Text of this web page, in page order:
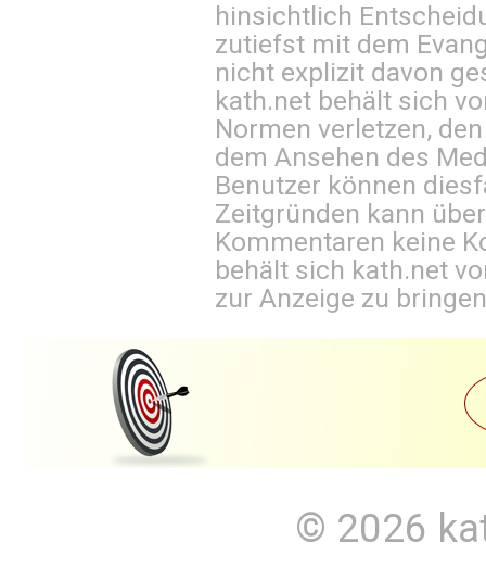
hinsichtlich
zutiefst mit dem
nicht explizit davon
kath.net behält sich
Normen verletzen,
dem Ansehen des
Benutzer können
Zeitgründen kann
Kommentaren keine
behält sich kath.net
zur Anzeige zu
© 2026